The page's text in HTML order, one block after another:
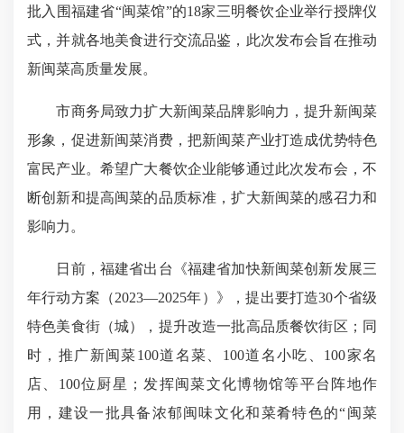
批入围福建省“闽菜馆”的18家三明餐饮企业举行授牌仪
式，并就各地美食进行交流品鉴，此次发布会旨在推动
新闽菜高质量发展。
市商务局致力扩大新闽菜品牌影响力，提升新闽菜
形象，促进新闽菜消费，把新闽菜产业打造成优势特色
富民产业。希望广大餐饮企业能够通过此次发布会，不
断创新和提高闽菜的品质标准，扩大新闽菜的感召力和
影响力。
日前，福建省出台《福建省加快新闽菜创新发展三
年行动方案（2023—2025年）》，提出要打造30个省级
特色美食街（城），提升改造一批高品质餐饮街区；同
时，推广新闽菜100道名菜、100道名小吃、100家名
店、100位厨星；发挥闽菜文化博物馆等平台阵地作
用，建设一批具备浓郁闽味文化和菜肴特色的“闽菜